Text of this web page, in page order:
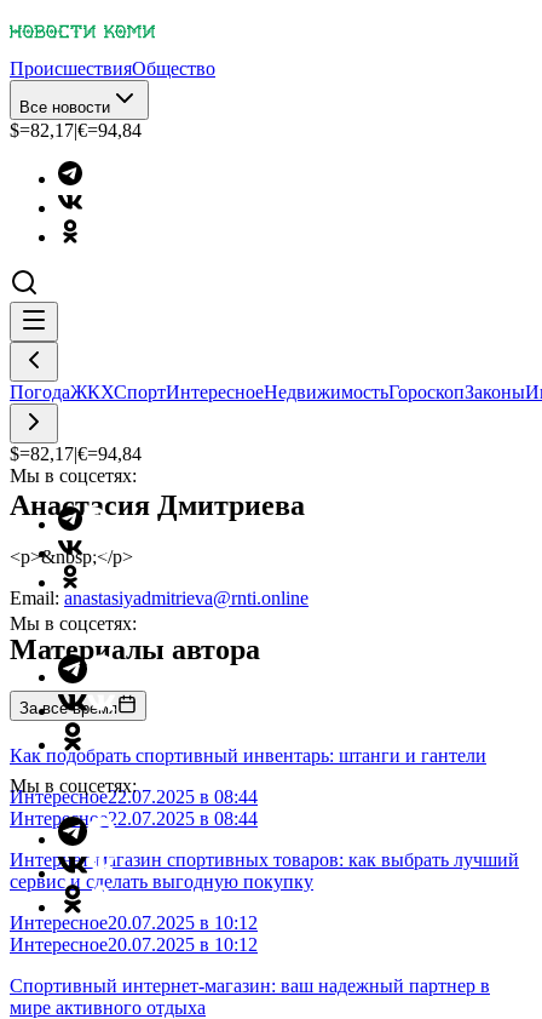
ПроисшествияОбщество
Все новости
$=82,17|€=94,84
ПогодаЖКХСпортИнтересноеНедвижимостьГороскопЗаконы
$=82,17|€=94,84
Мы в соцсетях:
Мы в соцсетях:
Мы в соцсетях:
Анастасия Дмитриева
<p>&nbsp;</p>
Email: anastasiyadmitrieva@rnti.online
Материалы автора
За все время
Как подобрать спортивный инвентарь: штанги и гантели
Интересное22.07.2025 в 08:44
Интересное22.07.2025 в 08:44
Интернет-магазин спортивных товаров: как выбрать лучший
сервис и сделать выгодную покупку
Интересное20.07.2025 в 10:12
Интересное20.07.2025 в 10:12
Спортивный интернет-магазин: ваш надежный партнер в
мире активного отдыха